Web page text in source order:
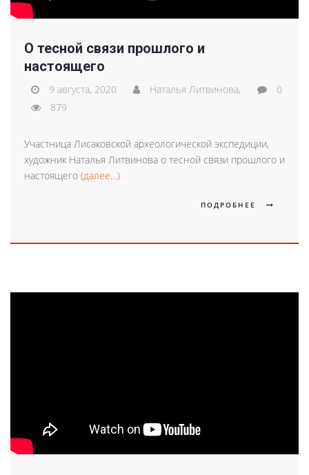
О тесной связи прошлого и
настоящего
9 августа, 2020 Наталья Литвинова,
0
879
Участница Лисаковской археологической экспедиции,
художник Наталья Литвинова о тесной связи прошлого и
настоящего (далее…)
ПОДРОБНЕЕ